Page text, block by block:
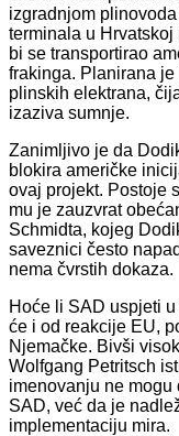
izgradnjom
terminala u
bi se transportirao
frakinga. Planirana je
plinskih elektrana,
izaziva sumnje.
Zanimljivo je da
blokira američke
ovaj projekt. Postoje
mu je zauzvrat
Schmidta, kojeg
saveznici često
nema čvrstih dokaza.
Hoće li SAD uspjeti
će i od reakcije EU,
Njemačke. Bivši
Wolfgang Petritsch
imenovanju ne mogu
SAD, već da je
implementaciju mira.